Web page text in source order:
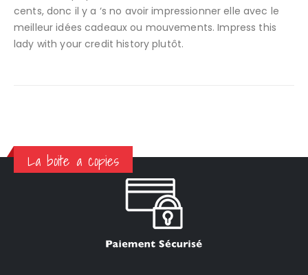
cents, donc il y a ‘s no avoir impressionner elle avec le
meilleur idées cadeaux ou mouvements. Impress this
lady with your credit history plutôt.
La boite a copies